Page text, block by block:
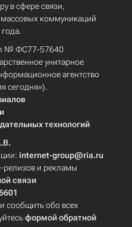
в сфере связи,
коммуникаций
№ ФС77-57640
унитарное
агентство
сегодня»).
технологий
internet-group@ria.ru
и рекламы
связи
сообщить обо всех
формой обратной